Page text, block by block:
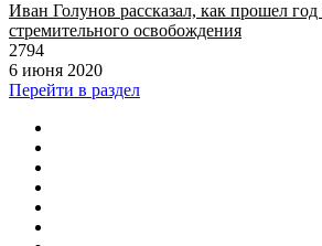
Иван Голунов рассказал, как прошел год
стремительного освобождения
2794
6 июня 2020
Перейти в раздел